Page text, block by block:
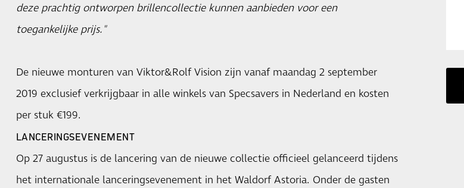
deze prachtig ontworpen brillencollectie kunnen aanbieden voor een
toegankelijke prijs."
De nieuwe monturen van Viktor&Rolf Vision zijn vanaf maandag 2 september
2019 exclusief verkrijgbaar in alle winkels van Specsavers in Nederland en kosten
per stuk €199.
LANCERINGSEVENEMENT
Op 27 augustus is de lancering van de nieuwe collectie officieel gelanceerd tijdens
het internationale lanceringsevenement in het Waldorf Astoria. Onder de gasten